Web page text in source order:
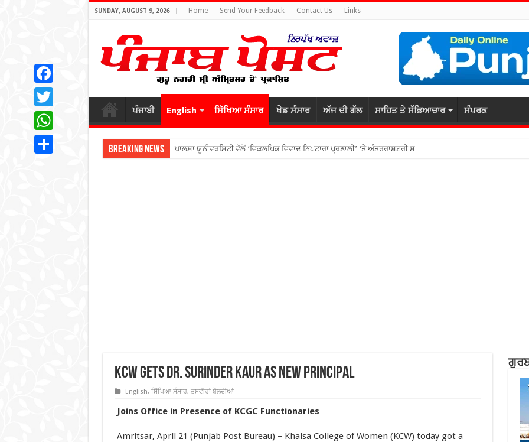
SUNDAY, AUGUST 9, 2026 Home Send Your Feedback Contact Us Links
ਪੰਜਾਬੀ English ਸਿੱਖਿਆ ਸੰਸਾਰ ਖੇਡ ਸੰਸਾਰ ਅੱਜ ਦੀ ਗੱਲ ਸਾਹਿਤ ਤੇ ਸੱਭਿਆਚਾਰ ਸੰਪਰਕ
Breaking News ਖ਼ਾਲ
KCW Gets Dr. Surinder Kaur as New Principal
English, ਸਿੱਖਿਆ ਸੰਸਾਰ, ਤਸਵੀਰਾਂ ਬੋਲਦੀਆਂ
Joins Office in Presence of KCGC Functionaries
Amritsar, April 21 (Punjab Post Bureau) – Khalsa College of Women (KCW) today got a
Facebook
Twitter
WhatsApp